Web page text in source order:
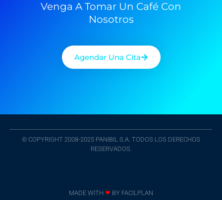
Venga A Tomar Un Café Con
Nosotros
Agendar Una Cita
© COPYRIGHT 2008-2025 PANIBIL S.A. TODOS LOS DERECHOS
RESERVADOS.
MADE WITH ❤ BY FACILPLAN